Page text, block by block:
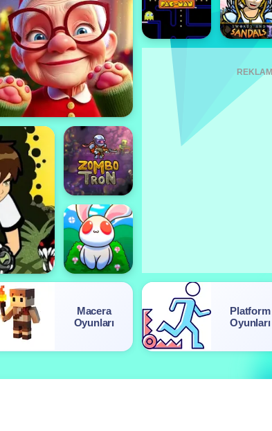
REKLAM
Macera
Oyunları
Platform
Oyunları